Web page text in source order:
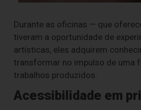
Durante as oficinas — que
tiveram a oportunidade de
artísticas, eles adquirem
transformar no impulso de uma
trabalhos produzidos.
Acessibilidade em